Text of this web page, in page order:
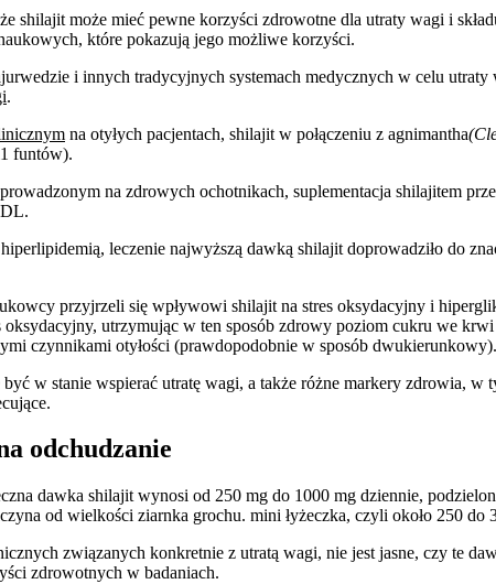
shilajit może mieć pewne korzyści zdrowotne dla utraty wagi i
które pokazują jego możliwe korzyści.
i innych tradycyjnych systemach medycznych w celu
.
na otyłych pacjentach, shilajit w połączeniu z agnimantha
funtów).
na zdrowych ochotnikach, suplementacja shilajitem
leczenie najwyższą dawką shilajit doprowadziło do
przyjrzeli się wpływowi shilajit na stres oksydacyjny i
utrzymując w ten sposób zdrowy poziom cukru we
czynnikami otyłości (prawdopodobnie w sposób dwukierunkowy).
w stanie wspierać utratę wagi, a także różne markery zdrowia,
odchudzanie
dawka shilajit wynosi od 250 mg do 1000 mg dziennie,
od wielkości ziarnka grochu. mini łyżeczka, czyli około 250 do
związanych konkretnie z utratą wagi, nie jest jasne, czy te
zdrowotnych w badaniach.